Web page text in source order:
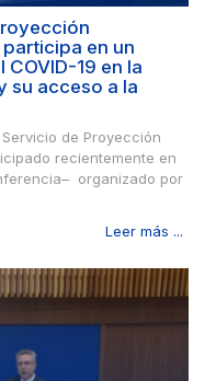
en un
19 en la
su acceso a la
Servicio de Proyección
recientemente en
organizado por
Leer más ...